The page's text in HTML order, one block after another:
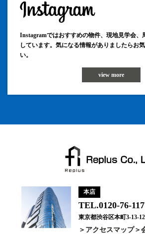
Instagramではおすすめの物件、現地見学会、
しています。気になる情報がありましたらお
い。
view more
本店
TEL.0120-76-
東京都渋谷区本町3-13-
アクセスマップ